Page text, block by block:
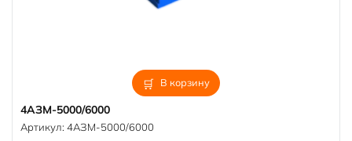
В корзину
4АЗМ-5000/6000
Артикул: 4АЗМ-5000/6000